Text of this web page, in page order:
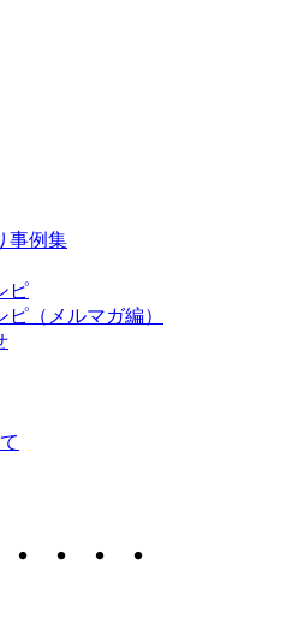
事例集
ピ
（メルマガ編）
・・・